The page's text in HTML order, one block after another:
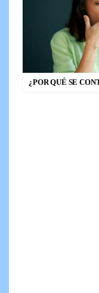
¿POR QUÉ SE